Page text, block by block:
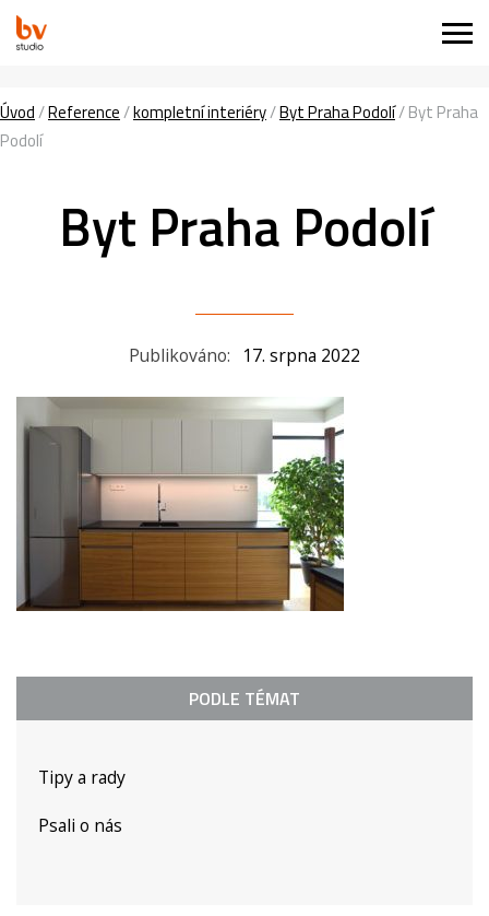
Úvod/Reference/kompletní interiéry/Byt Praha Podolí/Byt Praha
Podolí
Byt Praha Podolí
Publikováno: 17. srpna 2022
PODLE TÉMAT
Tipy a rady
Psali o nás